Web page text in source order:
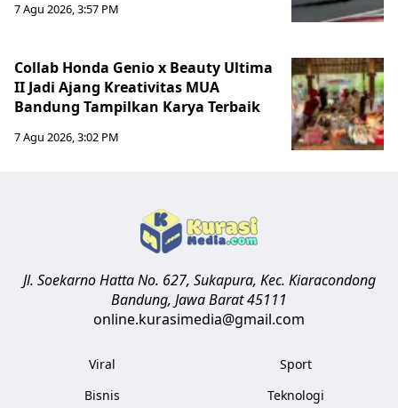
7 Agu 2026, 3:57 PM
Collab Honda Genio x Beauty Ultima
II Jadi Ajang Kreativitas MUA
Bandung Tampilkan Karya Terbaik
7 Agu 2026, 3:02 PM
Jl. Soekarno Hatta No. 627, Sukapura, Kec. Kiaracondong
Bandung, Jawa Barat45111
online.kurasimedia@gmail.com
Viral
Bisnis
Sport
Teknologi